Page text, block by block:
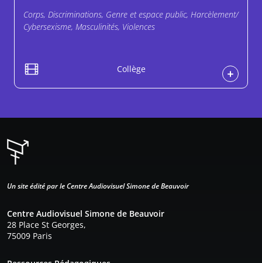
Corps, Discriminations, Genre et espace public, Harcèlement/
Cybersexisme, Masculinités, Violences
Collège
Un site édité par le Centre Audiovisuel Simone de Beauvoir
Centre Audiovisuel Simone de Beauvoir
28 Place St Georges,
75009 Paris